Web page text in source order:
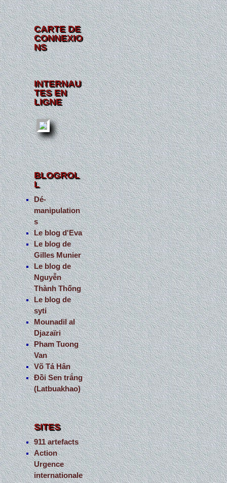
CARTE DE
CONNEXIO
NS
INTERNAU
TES EN
LIGNE
BLOGROL
L
Dé-
manipulation
s
Le blog d'Eva
Le blog de
Gilles Munier
Le blog de
Nguyễn
Thành Thống
Le blog de
syti
Mounadil al
Djazaïri
Pham Tuong
Van
Võ Tá Hân
Đồi Sen trắng
(Latbuakhao)
SITES
911 artefacts
Action
Urgence
internationale